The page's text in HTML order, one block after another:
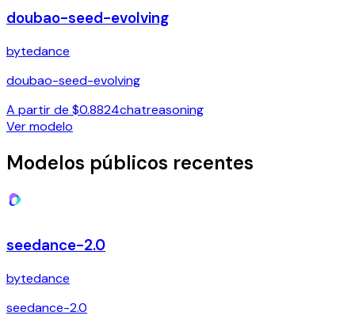
doubao-seed-evolving
bytedance
doubao-seed-evolving
A partir de $0.8824chatreasoning
Ver modelo
Modelos públicos recentes
seedance-2.0
bytedance
seedance-2.0